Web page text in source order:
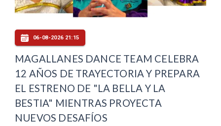
06-08-2026 21:15
MAGALLANES DANCE TEAM CELEBRA
12 AÑOS DE TRAYECTORIA Y PREPARA
EL ESTRENO DE "LA BELLA Y LA
BESTIA" MIENTRAS PROYECTA
NUEVOS DESAFÍOS